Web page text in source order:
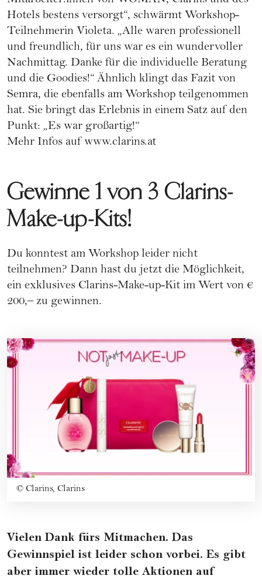
Hotels bestens versorgt“, schwärmt Workshop-
Teilnehmerin Violeta. „Alle waren professionell
und freundlich, für uns war es ein wundervoller
Nachmittag. Danke für die individuelle Beratung
und die Goodies!“ Ähnlich klingt das Fazit von
Semra, die ebenfalls am Workshop teilgenommen
hat. Sie bringt das Erlebnis in einem Satz auf den
Punkt: „Es war großartig!“
Mehr Infos auf www.clarins.at
Gewinne 1 von 3 Clarins-
Make-up-Kits!
Du konntest am Workshop leider nicht
teilnehmen? Dann hast du jetzt die Möglichkeit,
ein exklusives Clarins-Make-up-Kit im Wert von €
200,– zu gewinnen.
© Clarins, Clarins
Vielen Dank fürs Mitmachen. Das
Gewinnspiel ist leider schon vorbei. Es gibt
aber immer wieder tolle Aktionen auf